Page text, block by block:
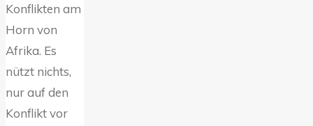
Konflikten am
Horn von
Afrika. Es
nützt nichts,
nur auf den
Konflikt vor